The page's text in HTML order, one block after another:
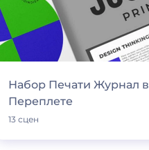
Набор Печати Журнал
Переплете
13 сцен